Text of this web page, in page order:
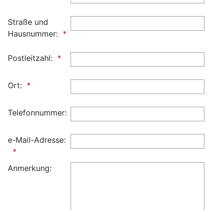
Straße und
Hausnummer:
Postleitzahl:
Ort:
Telefonnummer:
e-Mail-Adresse:
Anmerkung: